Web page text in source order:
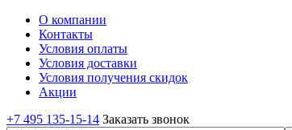
О компании
Контакты
Условия оплаты
Условия доставки
Условия получения скидок
Акции
+7 495 135-15-14 Заказать звонок